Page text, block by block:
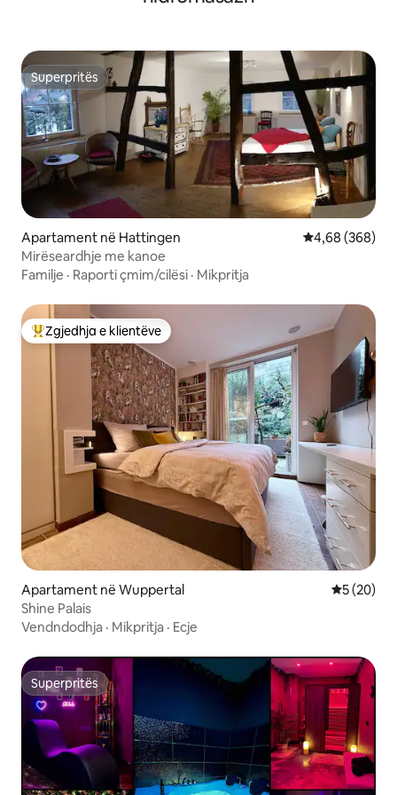
Superpritës
Superpritës
Apartament në Hattingen Vlerësimi
4,68 (368)
Mirëseardhje me kanoe
Familje · Raporti çmim/cilësi · Mikpritja
Më të mirat e zgjedhjeve të klientëve
Zgjedhja e klientëve
Apartament në Wuppertal Vlerësimi
5 (20)
Shine Palais
Vendndodhja · Mikpritja · Ecje
Superpritës
Superpritës